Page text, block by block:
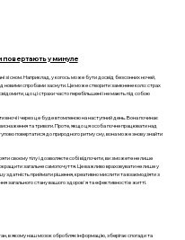
повертають у минуле
зі сном. Наприклад, у когось може бути досвід безсонних ночей,
новими спробами заснути. Це може створити замкнене коло: страх
що ці страхи часто перебільшені і не мають під собою
вночі і через це буде втомленою на наступний день. Вона починає
та тривоги. Проте, якщо ця особа почне працювати над
повертатися до природного ритму сну, вона може знову знайти
своєму тілу і дозволяєте собі відпочити, ви зможете не лише
загальне самопочуття. Це важливо враховувати не лише у
здатність приймати рішення, креативно мислити та взаємодіяти з
загального стану вашого здоров'я та ефективності в житті.
в якому наш мозок обробляє інформацію, зберігає спогади та